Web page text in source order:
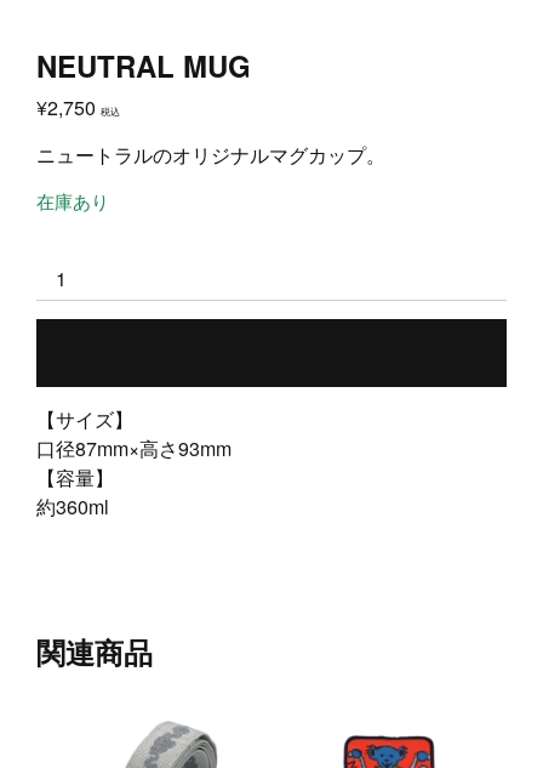
NEUTRAL MUG
¥2,750 税込
ニュートラルのオリジナルマグカップ。
在庫あり
MUG
個
【サイズ】
口径87mm×高さ93mm
【容量】
約360ml
関連商品